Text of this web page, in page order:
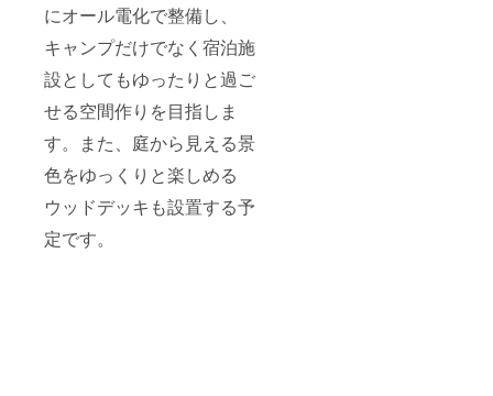
にオール電化で整備し、
キャンプだけでなく宿泊施
設としてもゆったりと過ご
せる空間作りを目指しま
す。また、庭から見える景
色をゆっくりと楽しめる
ウッドデッキも設置する予
定です。